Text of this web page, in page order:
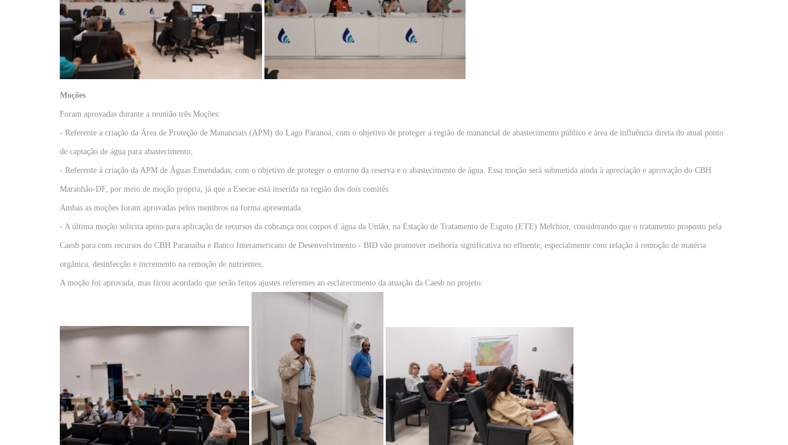
Moções
Foram aprovadas durante a reunião três Moções:
- Referente a criação da Área de Proteção de Mananciais (APM) do Lago Paranoá, com o objetivo de proteger a região de manancial de abastecimento público e área de influência direta do atual ponto
de captação de água para abastecimento;
- Referente à criação da APM de Águas Emendadas, com o objetivo de proteger o entorno da reserva e o abastecimento de água. Essa moção será submetida ainda à apreciação e aprovação do CBH
Maranhão-DF, por meio de moção própria, já que a Esecae está inserida na região dos dois comitês.
Ambas as moções foram aprovadas pelos membros na forma apresentada.
- A última moção solicita apoio para aplicação de recursos da cobrança nos corpos d´água da União, na Estação de Tratamento de Esgoto (ETE) Melchior, considerando que o tratamento proposto pela
Caesb para com recursos do CBH Paranaíba e Banco Interamericano de Desenvolvimento - BID vão promover melhoria significativa no efluente, especialmente com relação à remoção de matéria
orgânica, desinfecção e incremento na remoção de nutrientes;
A moção foi aprovada, mas ficou acordado que serão feitos ajustes referentes ao esclarecimento da atuação da Caesb no projeto.